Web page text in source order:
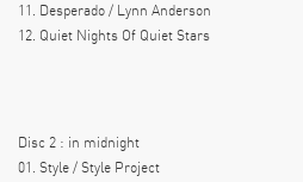
11. Desperado / Lynn Anderson
12. Quiet Nights Of Quiet Stars
Disc 2 : in midnight
01. Style / Style Project